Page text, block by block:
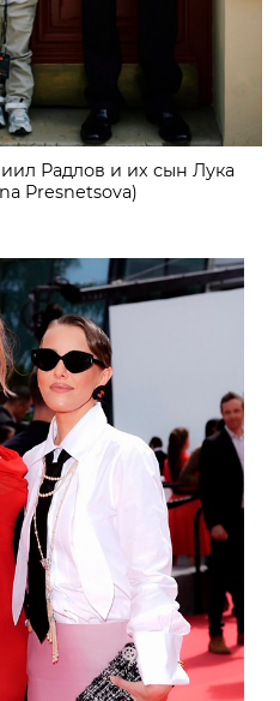
Радлов и их сын Лука
Presnetsova)